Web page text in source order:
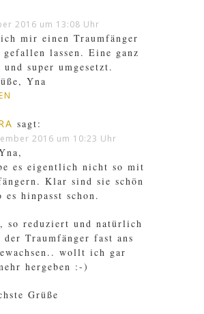
2016 um 13:08 Uhr
mir einen Traumfänger
gefallen lassen. Eine ganz
super umgesetzt.
Yna
sagt:
2016 um 10:23 Uhr
es eigentlich nicht so mit
Klar sind sie schön
es hinpasst schon.
so reduziert und natürlich
Traumfänger fast ans
wollt ich gar
hergeben :-)
Grüße